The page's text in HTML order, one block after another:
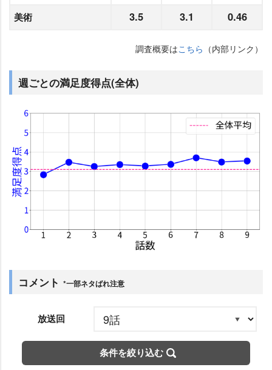
美術 3.5 3.1 0.46
調査概要はこちら （内部リンク）
週ごとの満足度得点(全体)
コメント *一部ネタばれ注意
放送回
条件を絞り込む